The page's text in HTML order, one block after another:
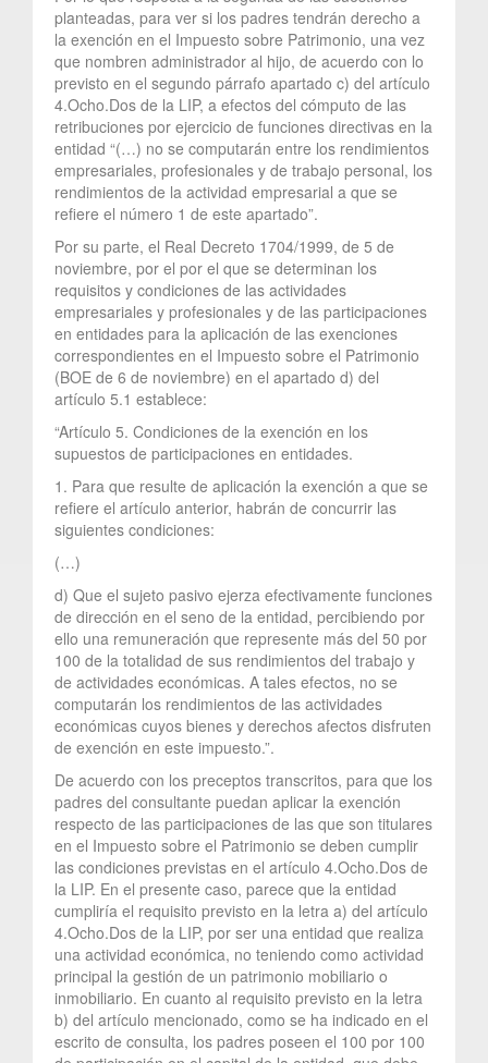
planteadas, para ver si los padres tendrán derecho a
la exención en el Impuesto sobre Patrimonio, una vez
que nombren administrador al hijo, de acuerdo con lo
previsto en el segundo párrafo apartado c) del artículo
4.Ocho.Dos de la LIP, a efectos del cómputo de las
retribuciones por ejercicio de funciones directivas en la
entidad “(…) no se computarán entre los rendimientos
empresariales, profesionales y de trabajo personal, los
rendimientos de la actividad empresarial a que se
refiere el número 1 de este apartado”.
Por su parte, el Real Decreto 1704/1999, de 5 de
noviembre, por el por el que se determinan los
requisitos y condiciones de las actividades
empresariales y profesionales y de las participaciones
en entidades para la aplicación de las exenciones
correspondientes en el Impuesto sobre el Patrimonio
(BOE de 6 de noviembre) en el apartado d) del
artículo 5.1 establece:
“Artículo 5. Condiciones de la exención en los
supuestos de participaciones en entidades.
1. Para que resulte de aplicación la exención a que se
refiere el artículo anterior, habrán de concurrir las
siguientes condiciones:
(…)
d) Que el sujeto pasivo ejerza efectivamente funciones
de dirección en el seno de la entidad, percibiendo por
ello una remuneración que represente más del 50 por
100 de la totalidad de sus rendimientos del trabajo y
de actividades económicas. A tales efectos, no se
computarán los rendimientos de las actividades
económicas cuyos bienes y derechos afectos disfruten
de exención en este impuesto.”.
De acuerdo con los preceptos transcritos, para que los
padres del consultante puedan aplicar la exención
respecto de las participaciones de las que son titulares
en el Impuesto sobre el Patrimonio se deben cumplir
las condiciones previstas en el artículo 4.Ocho.Dos de
la LIP. En el presente caso, parece que la entidad
cumpliría el requisito previsto en la letra a) del artículo
4.Ocho.Dos de la LIP, por ser una entidad que realiza
una actividad económica, no teniendo como actividad
principal la gestión de un patrimonio mobiliario o
inmobiliario. En cuanto al requisito previsto en la letra
b) del artículo mencionado, como se ha indicado en el
escrito de consulta, los padres poseen el 100 por 100